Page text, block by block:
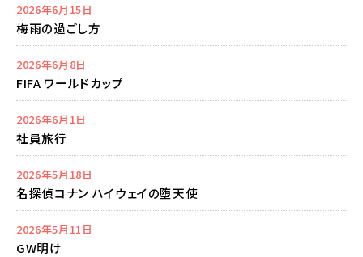
2026年6月15日
梅雨の過ごし方
2026年6月8日
FIFA ワールドカップ
2026年6月1日
社員旅行
2026年5月18日
名探偵コナン ハイウェイの堕天使
2026年5月11日
GW明け